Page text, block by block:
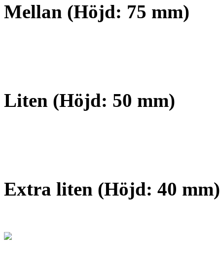
Mellan (Höjd: 75 mm)
Liten (Höjd: 50 mm)
Extra liten (Höjd: 40 mm)